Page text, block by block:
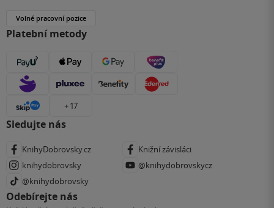
Volné pracovní pozice
Platební metody
+ 17
Sledujte nás
KnihyDobrovsky.cz
Knižní závisláci
knihydobrovsky
@knihydobrovskycz
@knihydobrovsky
Odebírejte nás